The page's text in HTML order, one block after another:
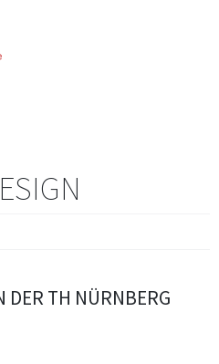
DER TH NÜRNBERG